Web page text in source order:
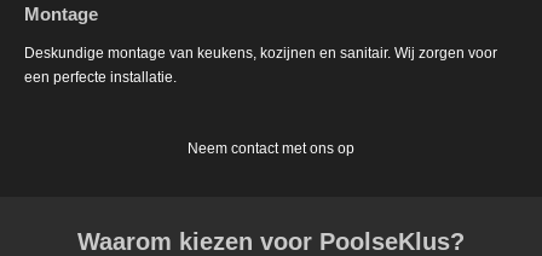
Montage
Deskundige montage van keukens, kozijnen en sanitair. Wij zorgen voor
een perfecte installatie.
Neem contact met ons op
Waarom kiezen voor PoolseKlus?